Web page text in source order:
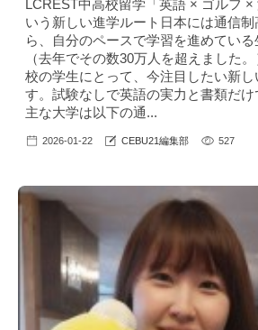
LCREST中高校留学「英語 × ゴルフ ×
いう新しい進学ルート日本には通信
ら、自分のペースで学習を進めている
（去年でその数30万人を超えました
校の学生にとって、今注目したい新し
す。試験なしで英語の実力と書類だけ
主な大学は以下の通...
2026-01-22 CEBU21編集部 527